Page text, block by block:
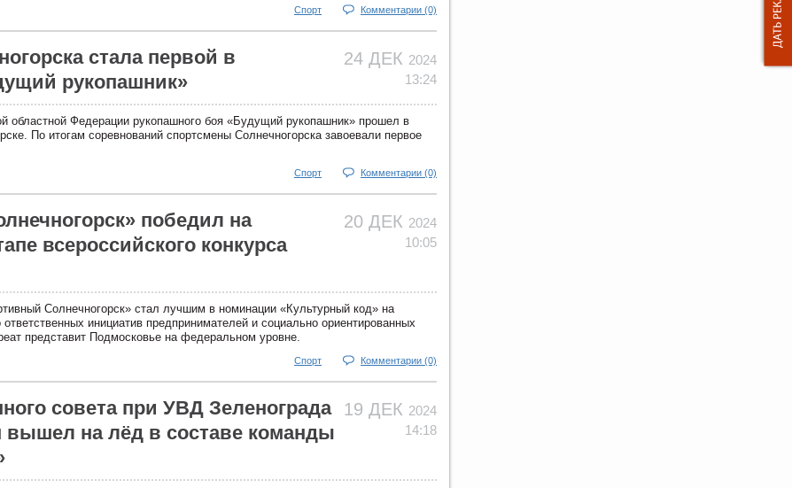
Спорт Комментарии (0)
24 ДЕК 2024
13:24
стала первой в
рукопашник»
областной Федерации рукопашного боя «Будущий рукопашник» прошел в
По итогам соревнований спортсмены Солнечногорска завоевали первое
Спорт Комментарии (0)
20 ДЕК 2024
10:05
победил на
всероссийского конкурса
Солнечногорск» стал лучшим в номинации «Культурный код» на
инициатив предпринимателей и социально ориентированных
представит Подмосковье на федеральном уровне.
Спорт Комментарии (0)
19 ДЕК 2024
14:18
совета при УВД Зеленограда
на лёд в составе команды